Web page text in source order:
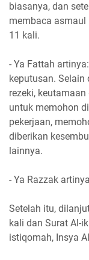
biasanya, dan
membaca asmaul
11 kali.
- Ya Fattah
keputusan.
rezeki,
untuk memohon
pekerjaan,
diberikan
lainnya.
- Ya Razzak
Setelah itu,
kali dan Surat Al-
istiqomah, Insya